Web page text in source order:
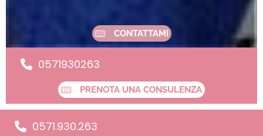
CONTATTAMI
0571930263
PRENOTA UNA CONSULENZA
0571.930.263